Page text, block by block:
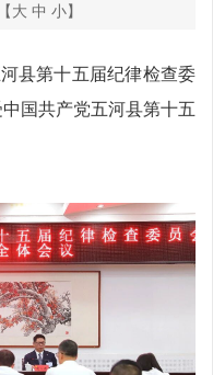
大 中 小】
县第十五届纪律检查委
国共产党五河县第十五